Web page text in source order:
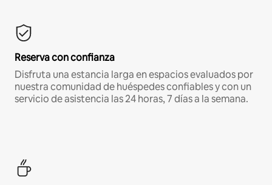
Reserva con confianza
Disfruta una estancia larga en espacios evaluados por
nuestra comunidad de huéspedes confiables y con un
servicio de asistencia las 24 horas, 7 días a la semana.